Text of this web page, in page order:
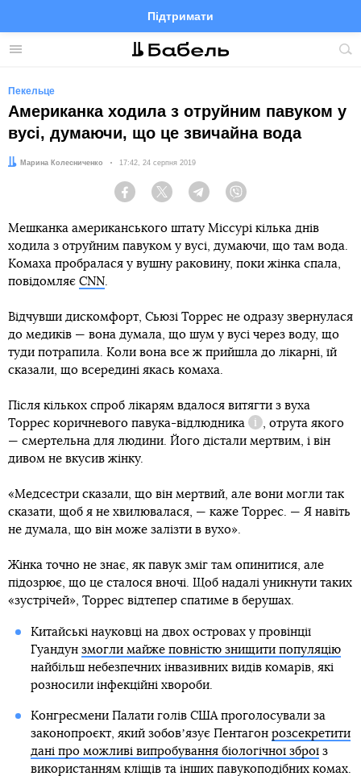
Меню
Підтримати
FacebookTelegramTwitter
Пекельце
Американка ходила з отруйним павуком у
вусі, думаючи, що це звичайна вода
Автор:
Марина Колесниченко Дата:
17:42, 24 серпня 2019
Facebook Twitter Telegram
Мешканка американського штату Міссурі кілька днів
ходила з отруйним павуком у вусі, думаючи, що там вода.
Комаха пробралася у вушну раковину, поки жінка спала,
повідомляє CNN.
Відчувши дискомфорт, Сьюзі Торрес не одразу звернулася
до медиків — вона думала, що шум у вусі через воду, що
туди потрапила. Коли вона все ж прийшла до лікарні, їй
сказали, що всередині якась комаха.
Після кількох спроб лікарям вдалося витягти з вуха
Торрес коричневого павука-відлюдника
Довідка
, отрута якого
— смертельна для людини. Його дістали мертвим, і він
дивом не вкусив жінку.
«Медсестри сказали, що він мертвий, але вони могли так
сказати, щоб я не хвилювалася, — каже Торрес. — Я навіть
не думала, що він може залізти в вухо».
Жінка точно не знає, як павук зміг там опинитися, але
підозрює, що це сталося вночі. Щоб надалі уникнути таких
«зустрічей», Торрес відтепер спатиме в берушах.
Китайські науковці на двох островах у провінції
Гуандун змогли майже повністю знищити популяцію
найбільш небезпечних інвазивних видів комарів, які
розносили інфекційні хвороби.
Конгресмени Палати голів США проголосували за
законопроєкт, який зобовʼязує Пентагон розсекретити
дані про можливі випробування біологічної зброїз
використанням кліщів та інших павукоподібних комах.